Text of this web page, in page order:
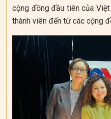
cộng đồng đầu tiên của
thành viên đến từ các cộng